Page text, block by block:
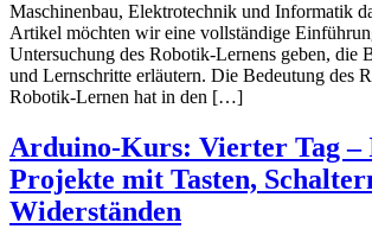
Maschinenbau, Elektrotechnik und Informatik
Artikel möchten wir eine vollständige
Untersuchung des Robotik-Lernens geben, die
und Lernschritte erläutern. Die Bedeutung des
Robotik-Lernen hat in den […]
Arduino-Kurs: Vierter Tag –
Projekte mit Tasten,
Widerständen